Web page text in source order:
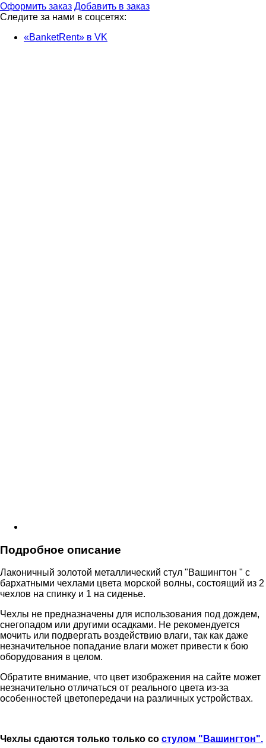
Оформить заказ Добавить в заказ
Следите за нами в соцсетях:
«BanketRent» в VK
Подробное описание
Лаконичный золотой металлический стул "Вашингтон " с
бархатными чехлами цвета морской волны, состоящий из 2
чехлов на спинку и 1 на сиденье.
Чехлы не предназначены для использования под дождем,
снегопадом или другими осадками. Не рекомендуется
мочить или подвергать воздействию влаги, так как даже
незначительное попадание влаги может привести к бою
оборудования в целом.
Обратите внимание, что цвет изображения на сайте может
незначительно отличаться от реального цвета из-за
особенностей цветопередачи на различных устройствах.
Чехлы сдаются только только со стулом "Вашингтон".